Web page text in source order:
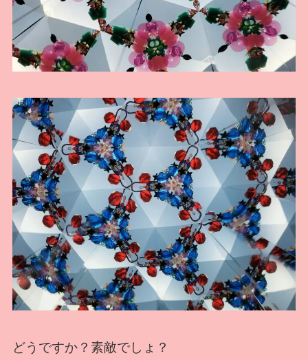
どうですか？素敵でしょ？